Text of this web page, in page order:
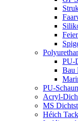
PU-
Bau
PU-
Acryl-
MS
Héich Tack